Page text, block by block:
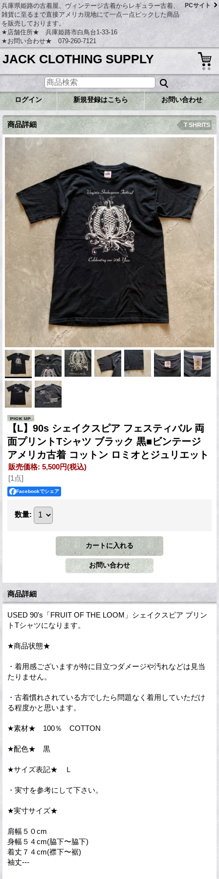
兵庫県姫路の古着屋、ヴィンテージ古着からレギュラー古着、
雑貨に至るまで直接アメリカ現地にて一点一点ピックした商品
を販売しております。
★店舗住所★ 兵庫姫路市白鳥台1-33-16
★お問い合わせ★ 079-260-7121
PCサイト
JACK CLOTHING SUPPLY
ログイン 新規登録はこちら お問い合わせ
商品詳細 T SHRITS
【L】90s シェイクスピア フェスティバル 両
面プリントTシャツ ブラック 黒■ビンテージ
アメリカ古着 コットン ロミオとジュリエット
販売価格: 5,500円(税込)
[1点]
Facebookでシェア
数量:
商品詳細
USED 90's「FRUIT OF THE LOOM」シェイクスピア プリン
トTシャツになります。
★商品状態★
・着用感ございますが特に目立つダメージや汚れなどは見当
たりません。
・古着慣れされている方でしたら問題なく着用していただけ
る程度かと思います。
★素材★ 100％ COTTON
★配色★ 黒
★サイズ表記★ Ｌ
・実寸を参考にして下さい。
★実寸サイズ★
肩幅５０cm
身幅５４cm(脇下〜脇下)
着丈７４cm(襟下〜裾)
袖丈---